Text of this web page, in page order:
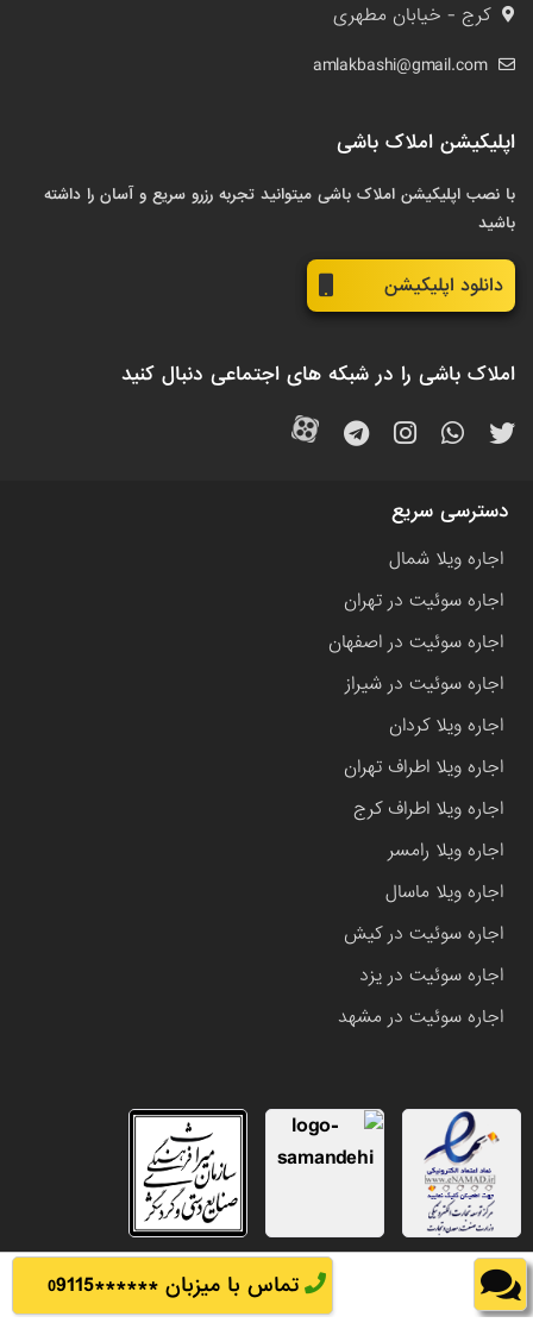
تماس با میزبان ****** 09115
کرج - خیابان مطهری
amlakbashi@gmail.com
اپلیکیشن املاک باشی
با نصب اپلیکیشن املاک باشی میتوانید تجربه رزرو سریع و آسان را داشته
باشید
دانلود اپلیکیشن
املاک باشی را در شبکه های اجتماعی دنبال کنید
دسترسی سریع
اجاره ویلا شمال
اجاره سوئیت در تهران
اجاره سوئیت در اصفهان
اجاره سوئیت در شیراز
اجاره ویلا کردان
اجاره ویلا اطراف تهران
اجاره ویلا اطراف کرج
اجاره ویلا رامسر
اجاره ویلا ماسال
اجاره سوئیت در کیش
اجاره سوئیت در یزد
اجاره سوئیت در مشهد
تمامی حقوق این وب سایت متعلق به املاک باشی می باشد.